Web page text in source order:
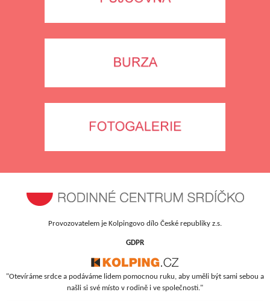
Provozovatelem je Kolpingovo dílo České republiky z.s.
GDPR
"Otevíráme srdce a podáváme lidem pomocnou ruku, aby uměli být sami sebou a
našli si své místo v rodině i ve společnosti."